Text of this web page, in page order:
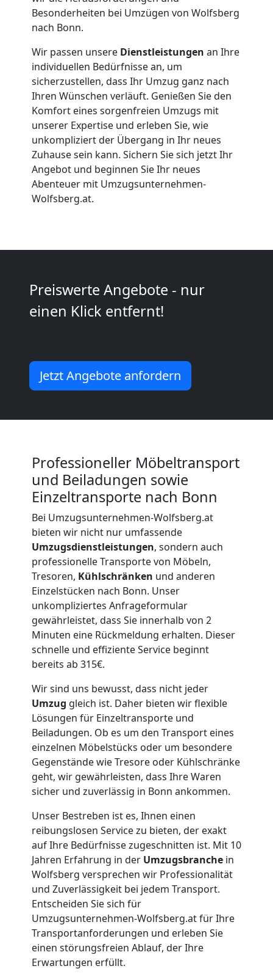
Besonderheiten bei Umzügen von Wolfsberg
nach Bonn.
Wir passen unsere Dienstleistungen an Ihre
individuellen Bedürfnisse an, um
sicherzustellen, dass Ihr Umzug ganz nach
Ihren Wünschen verläuft. Genießen Sie den
Komfort eines sorgenfreien Umzugs mit
unserer Expertise und erleben Sie, wie
unkompliziert der Übergang in Ihr neues
Zuhause sein kann. Sichern Sie sich jetzt Ihr
Angebot und beginnen Sie Ihr neues
Abenteuer mit Umzugsunternehmen-
Wolfsberg.at.
Preiswerte Angebote - nur
einen Klick entfernt!
Jetzt Angebote anfordern
Professioneller Möbeltransport
und Beiladungen sowie
Einzeltransporte nach Bonn
Bei Umzugsunternehmen-Wolfsberg.at
bieten wir nicht nur umfassende
Umzugsdienstleistungen, sondern auch
professionelle Transporte von Möbeln,
Tresoren, Kühlschränken und anderen
Einzelstücken nach Bonn. Unser
unkompliziertes Anfrageformular
gewährleistet, dass Sie innerhalb von 2
Minuten eine Rückmeldung erhalten. Dieser
schnelle und effiziente Service beginnt
bereits ab 315€.
Wir sind uns bewusst, dass nicht jeder
Umzug gleich ist. Daher bieten wir flexible
Lösungen für Einzeltransporte und
Beiladungen. Ob es um den Transport eines
einzelnen Möbelstücks oder um besondere
Gegenstände wie Tresore oder Kühlschränke
geht, wir gewährleisten, dass Ihre Waren
sicher und zuverlässig in Bonn ankommen.
Unser Bestreben ist es, Ihnen einen
reibungslosen Service zu bieten, der exakt
auf Ihre Bedürfnisse zugeschnitten ist. Mit 10
Jahren Erfahrung in der Umzugsbranche in
Wolfsberg versprechen wir Professionalität
und Zuverlässigkeit bei jedem Transport.
Entscheiden Sie sich für
Umzugsunternehmen-Wolfsberg.at für Ihre
Transportanforderungen und erleben Sie
einen störungsfreien Ablauf, der Ihre
Erwartungen erfüllt.
Wolfsberg
Büroumzug
Wolfsberg
Expressumzug
Wolfsberg
Kleiner
Wolfsberg
Küchenumzug
Wolfsberg
Umzug
und
Lagerung
Wolfsberg
Full-
Service-
Umzug
Wolfsberg
Qualitäts-
Umzüge
Wolfsberg
Vereinsumzug
Wolfsberg
Anfrage